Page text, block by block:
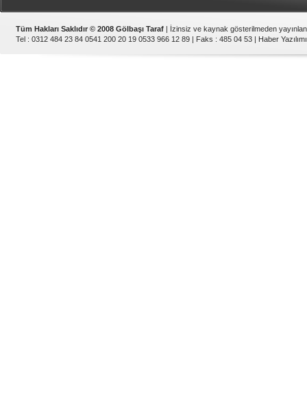
Tüm Hakları Saklıdır © 2008 Gölbaşı Taraf | İzinsiz ve kaynak gösterilmeden
Tel : 0312 484 23 84 0541 200 20 19 0533 966 12 89 | Faks : 485 04 53 | Haber Yazılımı